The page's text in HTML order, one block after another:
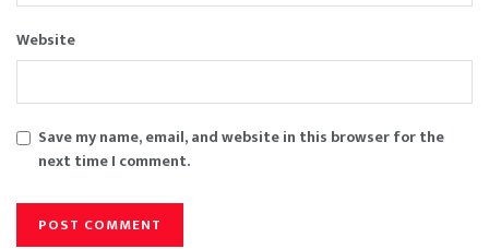
Website
Save my name, email, and website in this browser for the
next time I comment.